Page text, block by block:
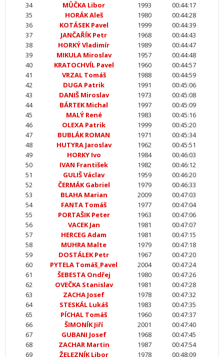
34
MŮČKA Libor 1993
00:44:17
35
HORÁK Aleš 1980
00:44:28
36
KOTÁSEK Pavel 1999
00:44:39
37
JANČAŘÍK Petr 1968
00:44:43
38
HORKÝ Vladimír 1989
00:44:47
39
MIKULA Miroslav 1957
00:44:48
40
KRATOCHVÍL Pavel 1960
00:44:57
41
VRZAL Tomáš 1988
00:44:59
42
DUGA Patrik 1991
00:45:06
43
DANIŠ Miroslav 1973
00:45:08
44
BÁRTEK Michal 1997
00:45:09
45
MALÝ René 1983
00:45:16
46
OLEXA Patrik 1999
00:45:20
47
BUBLÁK ROMAN 1971
00:45:34
48
HUTYRA Jaroslav 1962
00:45:51
49
HORKY Ivo 1984
00:46:03
50
IVAN František 1982
00:46:12
51
GULIŠ Václav 1959
00:46:20
52
ČERMÁK Gabriel 1979
00:46:33
53
BLAHA Marian 2009
00:47:03
54
FANTA Tomáš 1977
00:47:04
55
PORTAŠIK Peter 1963
00:47:06
56
VACEK Jan 1981
00:47:07
57
HERCEG Adam 1981
00:47:15
58
MUHRA Malte 1979
00:47:18
59
DOSTÁLEK Petr 1967
00:47:20
60
PYTELA Tomáš_Pavel 2004
00:47:24
61
ŠEBESTA Ondřej 1980
00:47:26
62
OVEČKA Stanislav 1981
00:47:28
63
ZACHA Josef 1978
00:47:32
64
STESKÁL Lukáš 1983
00:47:35
65
PÍCHAL Tomáš 1960
00:47:37
66
ŠIMONÍK Jiří 2001
00:47:40
67
GUBANI Josef 1968
00:47:45
68
ZACHAR Martin 1987
00:47:54
69
ŽELEZNÍK Libor 1978 00:48:09